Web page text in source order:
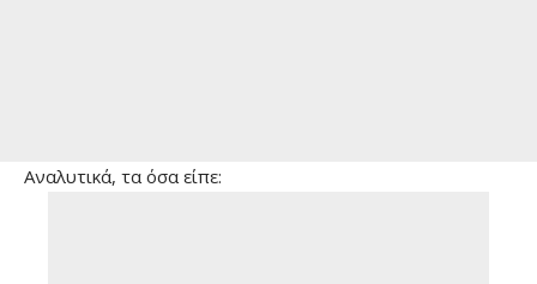
Αναλυτικά, τα όσα είπε: